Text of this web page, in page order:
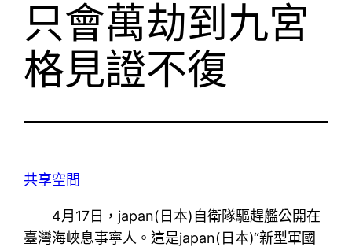
只會萬劫到九宮
格見證不復
共享空間
4月17日，japan(日本)自衛隊驅趕艦公開在
臺灣海峽息事寧人。這是japan(日本)“新型軍國